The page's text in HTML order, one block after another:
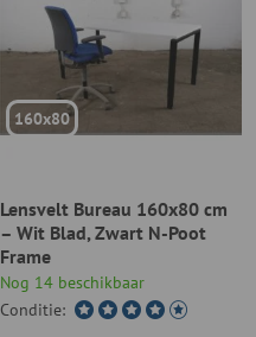
160x80
Lensvelt Bureau 160x80 cm
– Wit Blad, Zwart N-Poot
Frame
Nog 14 beschikbaar
Conditie: